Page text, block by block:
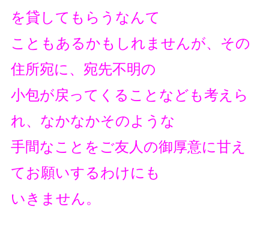
を貸してもらうなんて
こともあるかもしれませんが、その
住所宛に、宛先不明の
小包が戻ってくることなども考えら
れ、なかなかそのような
手間なことをご友人の御厚意に甘え
てお願いするわけにも
いきません。